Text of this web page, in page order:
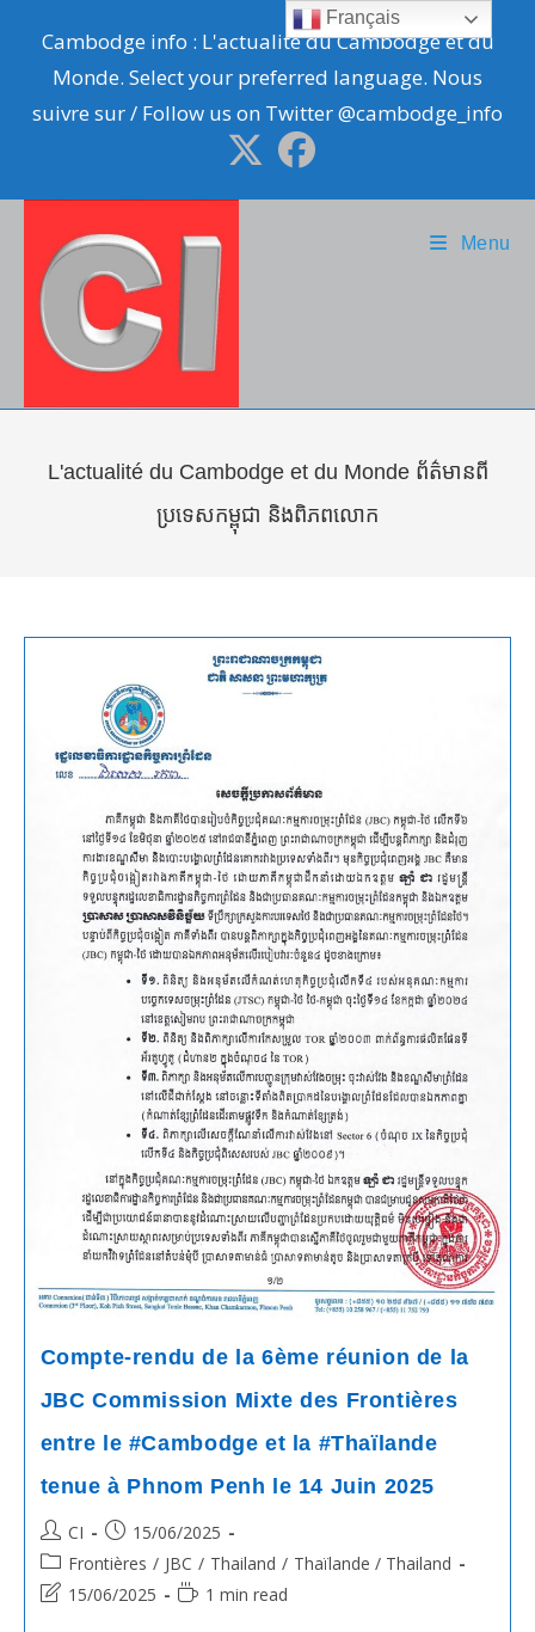
content
Cambodge info : L'actualité du Cambodge et du
Monde. Select your preferred language. Nous
suivre sur / Follow us on Twitter @cambodge_info
Menu
L'actualité du Cambodge et du Monde ព័ត៌មានពី
ប្រទេសកម្ពុជា និងពិភពលោក
Compte-rendu de la 6ème réunion de la
JBC Commission Mixte des Frontières
entre le #Cambodge et la #Thaïlande
tenue à Phnom Penh le 14 Juin 2025
Post
author:
CI
Post
published:
15/06/2025
Post
category:
Frontières / JBC / Thailand / Thaïlande / Thailand
Post15/06/2025
Reading1 min read
Français